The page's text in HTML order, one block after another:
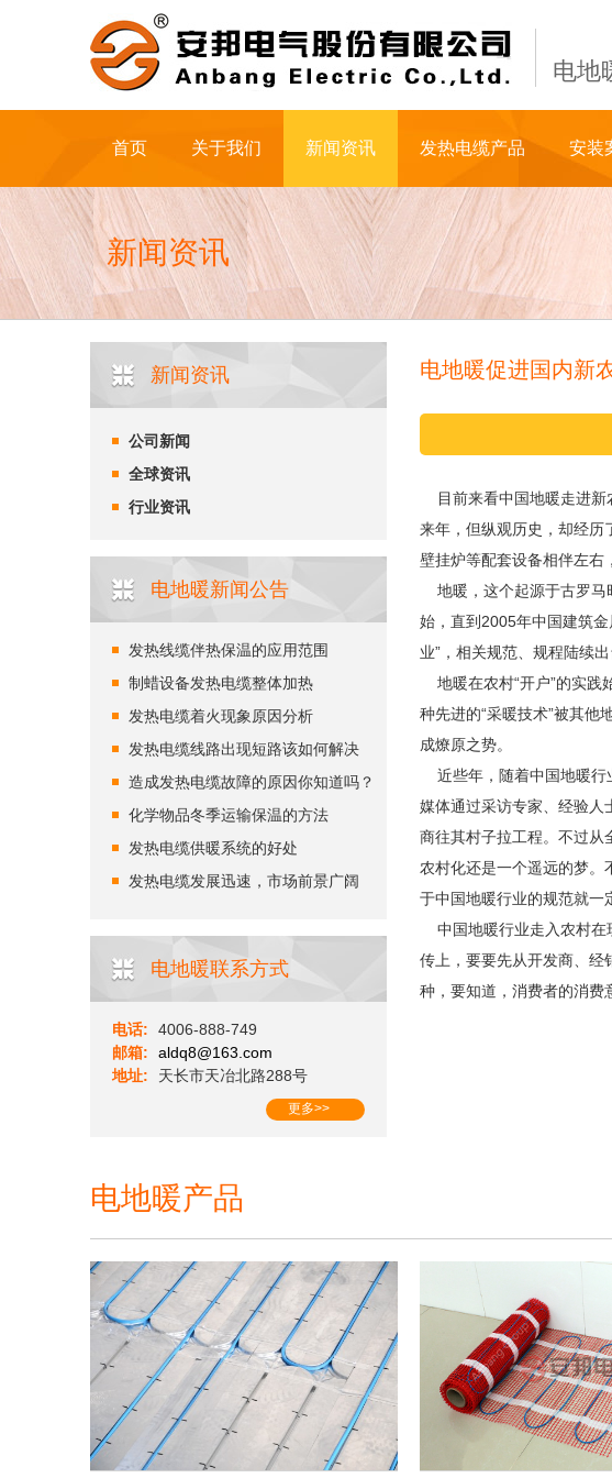
电地
首页 关于我们 新闻资讯 发热电缆产品 安装
新闻资讯
新闻资讯
公司新闻
全球资讯
行业资讯
电地暖新闻公告
发热线缆伴热保温的应用范围
制蜡设备发热电缆整体加热
发热电缆着火现象原因分析
发热电缆线路出现短路该如何解决
造成发热电缆故障的原因你知道吗？
化学物品冬季运输保温的方法
发热电缆供暖系统的好处
发热电缆发展迅速，市场前景广阔
电地暖联系方式
电话:
4006-888-749
邮箱:
aldq8@163.com
地址:
天长市天冶北路288号
更多>>
电地暖促进国内新
目前来看中国地暖走进新
来年，但纵观历史，却经历
壁挂炉等配套设备相伴左右
地暖，这个起源于古罗马
始，直到2005年中国建筑
业”，相关规范、规程陆续
地暖在农村“开户”的实践
种先进的“采暖技术”被其
成燎原之势。
近些年，随着中国地暖行
媒体通过采访专家、经验人
商往其村子拉工程。不过从
农村化还是一个遥远的梦
于中国地暖行业的规范就一
中国地暖行业走入农村在
传上，要要先从开发商、经
种，要知道，消费者的消费
电地暖产品